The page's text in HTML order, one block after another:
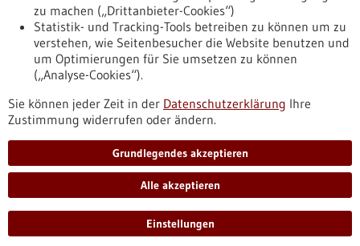
Nach oben
Informiert bleiben
Newsletter abonnieren
zu machen („Drittanbieter-Cookies“)
Statistik- und Tracking-Tools betreiben zu können um zu
verstehen, wie Seitenbesucher die Website benutzen und
um Optimierungen für Sie umsetzen zu können
(„Analyse-Cookies“).
Sie können jeder Zeit in der Datenschutzerklärung Ihre
Zustimmung widerrufen oder ändern.
Grundlegendes akzeptieren
Alle akzeptieren
Einstellungen